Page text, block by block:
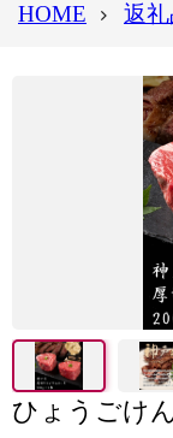
HOME 返
ひょうごけ